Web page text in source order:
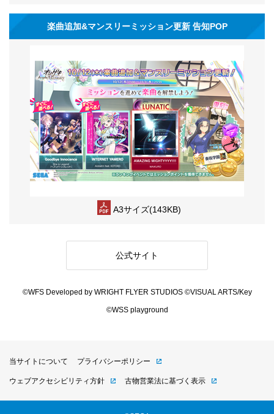
楽曲追加&マンスリーミッション更新 告知POP
A3サイズ(143KB)
公式サイト
©WFS Developed by WRIGHT FLYER STUDIOS ©VISUAL ARTS/Key
©WSS playground
当サイトについて プライバシーポリシー
ウェブアクセシビリティ方針 古物営業法に基づく表示